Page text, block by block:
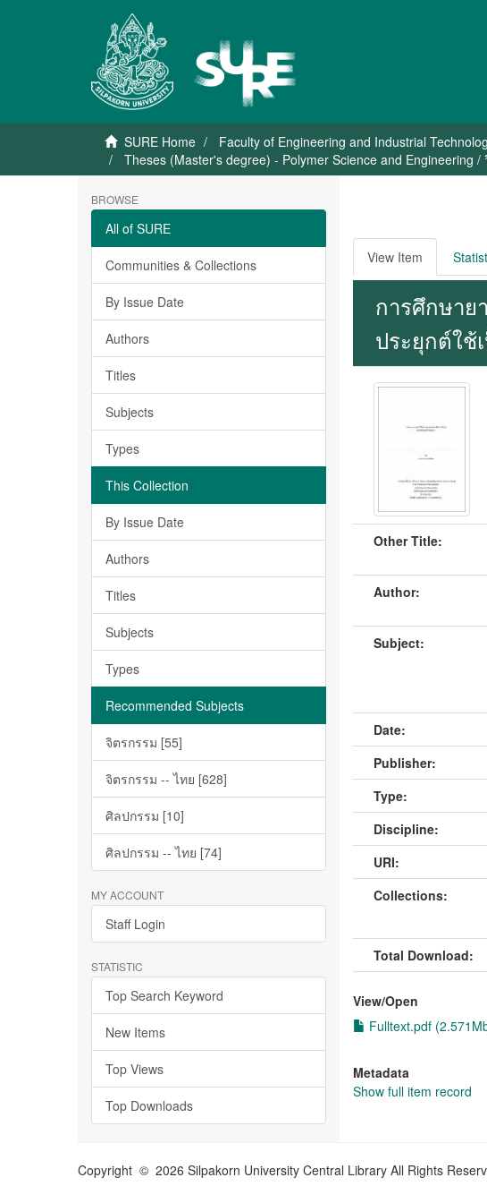
SURE Home Faculty of Engineering and Industrial
Theses (Master's degree) - Polymer Science and
BROWSE
All of SURE
Communities & Collections
By Issue Date
Authors
Titles
Subjects
Types
This Collection
By Issue Date
Authors
Titles
Subjects
Types
Recommended Subjects
จิตรกรรม [55]
จิตรกรรม -- ไทย [628]
ศิลปกรรม [10]
ศิลปกรรม -- ไทย [74]
MY ACCOUNT
Staff Login
STATISTIC
Top Search Keyword
New Items
Top Views
Top Downloads
View Item
การศึกษาย
ประยุกต์ใช้
Other Title:
Author:
Subject:
Date:
Publisher:
Type:
Discipline:
URI:
Collections:
Total Download:
View/Open
Fulltext.pdf
Metadata
Show full item record
Copyright © 2026 Silpakorn University Central Library All Rights